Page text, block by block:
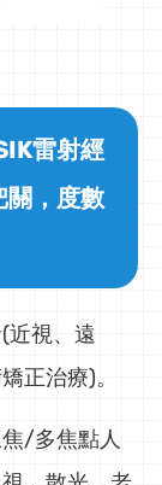
雷射經
關，度數
近視、遠
正治療)。
/多焦點人